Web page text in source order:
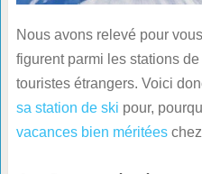
Nous avons relevé pour
figurent parmi les stations
touristes étrangers. Voici
sa station de ski pour,
vacances bien méritéeschez